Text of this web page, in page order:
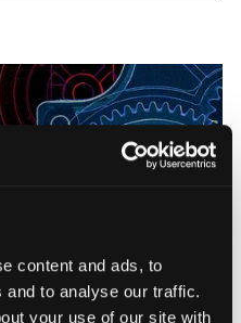
content and ads, to
to analyse our traffic.
your use of our site with
Costs
How Much.
over 5% of revenue,